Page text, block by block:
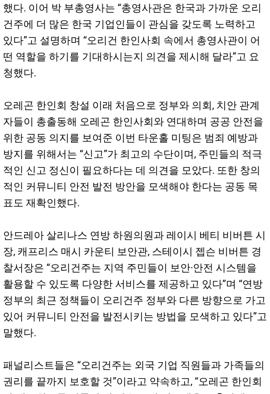
했다. 이어 박 부총영사는 “총영사관은 한국과 가까운 오리
건주에 더 많은 한국 기업인들이 관심을 갖도록 노력하고
있다”고 설명하며 “오리건 한인사회 속에서 총영사관이 어
떤 역할을 하기를 기대하시는지 의견을 제시해 달라”고 요
청했다.
오레곤 한인회 창설 이래 처음으로 정부와 의회, 치안 관계
자들이 총출동해 오레곤 한인사회와 연대하며 공공 안전을
위한 공동 의지를 보여준 이번 타운홀 미팅은 범죄 예방과
방지를 위해서는 “신고”가 최고의 수단이며, 주민들의 적극
적인 신고 정신이 필요하다는 데 의견을 모았다. 또한 창의
적인 커뮤니티 안전 발전 방안을 모색해야 한다는 공동 목
표도 재확인했다.
안드레아 살리나스 연방 하원의원과 레이시 베티 비버튼 시
장, 캐프리스 매시 카운티 보안관, 스테이시 젭슨 비버튼 경
찰서장은 “오리건주는 지역 주민들이 보안·안전 시스템을
활용할 수 있도록 다양한 서비스를 제공하고 있다”며 “연방
정부의 최근 정책들이 오리건주 정부와 다른 방향으로 가고
있어 커뮤니티 안전을 발전시키는 방법을 모색하고 있다”고
말했다.
패널리스트들은 “오리건주는 외국 기업 직원들과 가족들의
권리를 끝까지 보호할 것”이라고 약속하고, “오레곤 한인회